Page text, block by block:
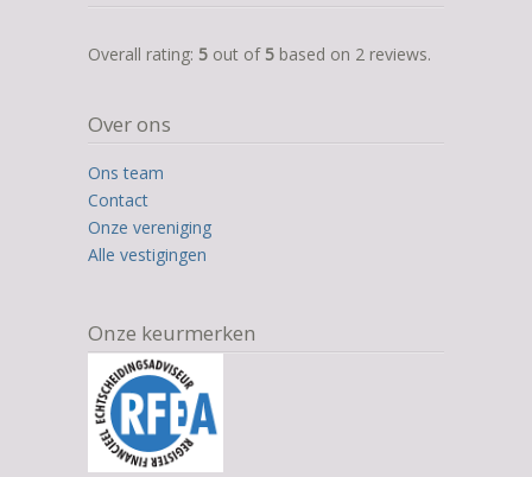
5,0
on
Overall rating: 5 out of 5 based on 2 reviews.
Over ons
Ons team
Contact
Onze vereniging
Alle vestigingen
Onze keurmerken